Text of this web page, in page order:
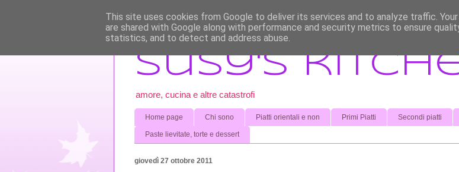
Susy's
amore, cucina e altre catastrofi
Home page Chi sono Piatti orientali e non Primi Piatti Secondi piatti
Paste lievitate, torte e dessert
giovedì 27 ottobre 2011
This site uses cookies from Google to deliver its services and to analyze traffic.
are shared with Google along with performance and security metrics to ensure
statistics, and to detect and address abuse.